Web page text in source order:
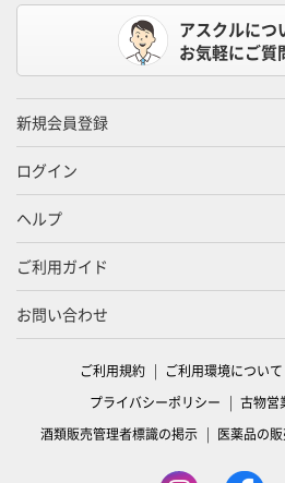
アスクルにつ
お気軽にご質
新規会員登録
ログイン
ヘルプ
ご利用ガイド
お問い合わせ
ご利用規約 ご利用環境について
プライバシーポリシー
古物営
酒類販売管理者標識の掲示
医薬品の